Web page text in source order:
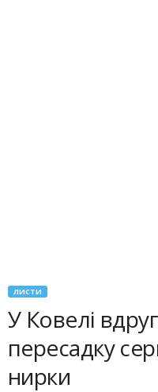
ЛИСТИ
У Ковелі
пересадку
нирки